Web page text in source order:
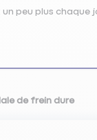
peu plus chaque
de frein dure